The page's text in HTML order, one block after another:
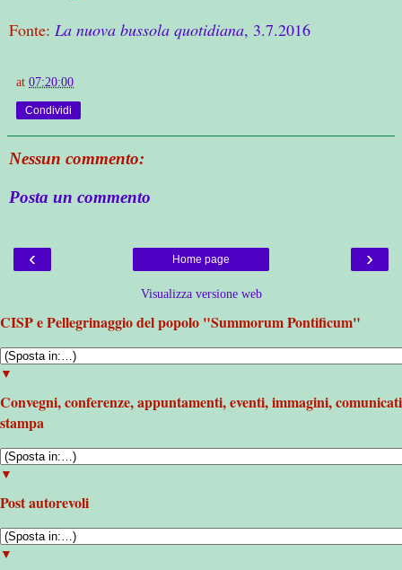
Fonte: La nuova bussola quotidiana, 3.7.2016
at 07:20:00
Condividi
Nessun commento:
Posta un commento
‹ ›
Home page
Visualizza versione web
CISP e Pellegrinaggio del popolo "Summorum Pontificum"
▼
Convegni, conferenze, appuntamenti, eventi, immagini, comunicati
stampa
▼
Post autorevoli
▼